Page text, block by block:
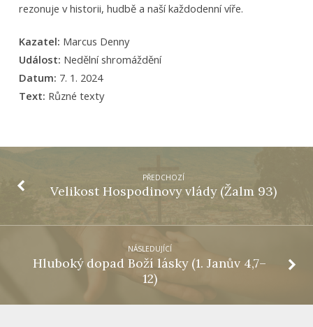
rezonuje v historii, hudbě a naší každodenní víře.
Kazatel: Marcus Denny
Událost: Nedělní shromáždění
Datum: 7. 1. 2024
Text: Různé texty
PŘEDCHOZÍ
Velikost Hospodinovy vlády (Žalm 93)
NÁSLEDUJÍCÍ
Hluboký dopad Boží lásky (1. Janův 4,7–
12)